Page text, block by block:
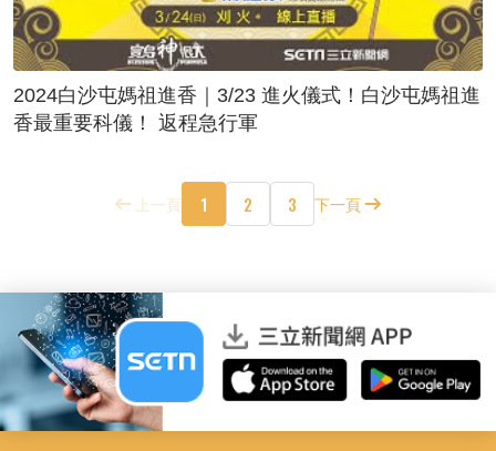
2024白沙屯媽祖進香｜3/23 進火儀式！白沙屯媽祖進
香最重要科儀！ 返程急行軍
上一頁 1 2 3 下一頁